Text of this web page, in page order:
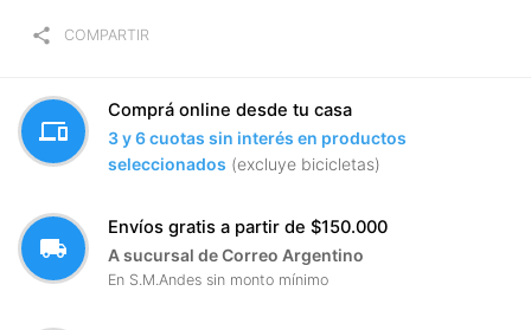
share COMPARTIR
devices
Comprá online desde tu casa
3 y 6 cuotas sin interés en productos
seleccionados (excluye bicicletas)
local_shipping
Envíos gratis a partir de $150.000
A sucursal de Correo Argentino
En S.M.Andes sin monto mínimo